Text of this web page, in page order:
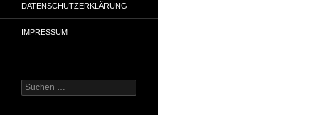
DATENSCHUTZERKLÄRUNG
IMPRESSUM
Suchen
nach: